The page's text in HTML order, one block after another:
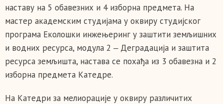
наставу на 5 обавезних и 4 изборна предмета. На
мастер академским студијама у оквиру студијског
програма Еколошки инжењеринг у заштити земљишних
и водних ресурса, модула 2 ‒ Деградација и заштита
ресурса земљишта, настава се похађа из 3 обавезна и 2
изборна предмета Катедре.
На Катедри за мелиорације у оквиру различитих